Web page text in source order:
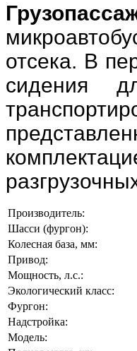
отсека. В
сидения
Производитель:
Шасси (фургон):
Колесная база, мм:
Привод:
Мощность, л.с.:
Экологический класс:
Фургон:
Надстройка:
Модель: